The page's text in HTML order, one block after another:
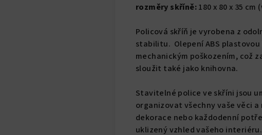
rozměry skříně:180 x 80 x 35 cm
Policová skříň je vyrobena z
stabilitu. Olepení ABS
mechanickým poškozením, což
sloužit také jako knihovna.
Stavitelné police ve skříni jsou
organizovat všechny vaše věci
dekorace nebo každodenní
uklizený vzhled vašeho interiéru.